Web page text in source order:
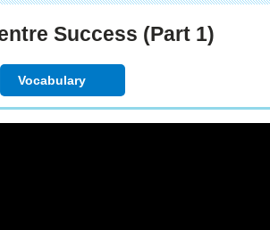
Success (Part 1)
Vocabulary